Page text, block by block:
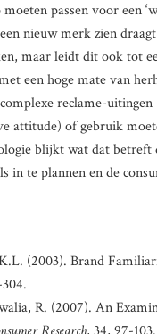
passen voor een
nieuw merk zien
maar leidt dit ook tot
een hoge mate van
reclame-
attitude) of gebruik
blijkt wat dat
in te plannen en de
(2003). Brand
R. (2007). An